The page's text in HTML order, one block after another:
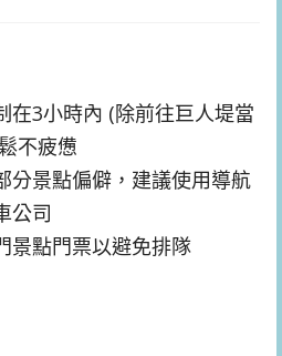
在3小時內 (除前往巨人堤當
不疲憊
分景點偏僻，建議使用導航
公司
景點門票以避免排隊